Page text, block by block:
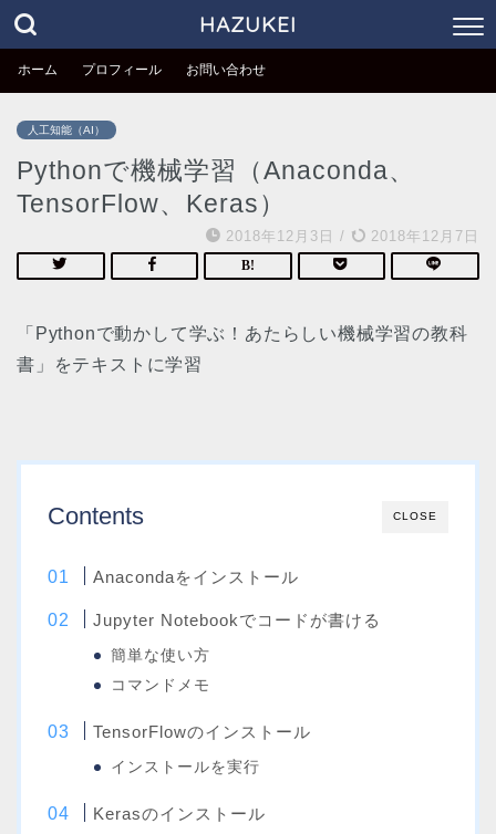
HAZUKEI
ホーム プロフィール お問い合わせ
人工知能（AI）
Pythonで機械学習（Anaconda、
TensorFlow、Keras）
2018年12月3日 / 2018年12月7日
「Pythonで動かして学ぶ！あたらしい機械学習の教科
書」をテキストに学習
CLOSE
Contents
Anacondaをインストール
Jupyter Notebookでコードが書ける
簡単な使い方
コマンドメモ
TensorFlowのインストール
インストールを実行
Kerasのインストール